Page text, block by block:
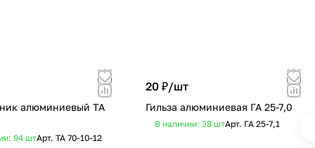
алюминиевый ТА
94 штАрт. ТА 70-10-12
20 ₽/шт
Гильза алюминиевая ГА 25-7,0
В наличии: 38 штАрт. ГА 25-7,1